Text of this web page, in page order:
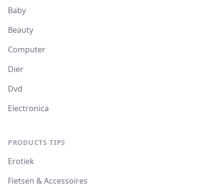
Baby
Beauty
Computer
Dier
Dvd
Electronica
PRODUCTS TIPS
Erotiek
Fietsen & Accessoires